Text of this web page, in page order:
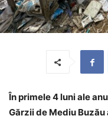
În primele 4 luni ale
Gărzii de Mediu